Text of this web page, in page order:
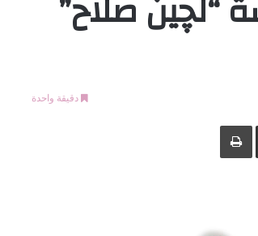
دقيقة واحدة
مشاركة عبر البريد